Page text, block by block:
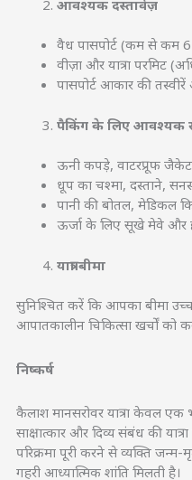
आवश्यक दस्तावेज़
वैध पासपोर्ट (कम से कम
वीज़ा और यात्रा परमिट
पासपोर्ट आकार की तस्वीरें
पैकिंग के लिए आवश्यक
ऊनी कपड़े, वाटरप्रूफ
धूप का चश्मा, दस्ताने,
पानी की बोतल, मेडिकल
ऊर्जा के लिए सूखे मेवे और
यात्रा बीमा
सुनिश्चित करें कि आपका बीमा
आपातकालीन चिकित्सा खर्चों को
निष्कर्ष
कैलाश मानसरोवर यात्रा केवल
साक्षात्कार और दिव्य संबंध की
परिक्रमा पूरी करने से व्यक्ति
गहरी आध्यात्मिक शांति मिलती है।